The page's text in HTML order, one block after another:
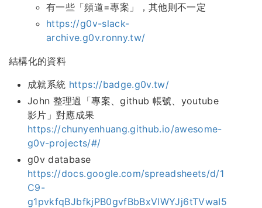
有一些「頻道=專案」，其他則不一定
https://g0v-slack-
archive.g0v.ronny.tw/
結構化的資料
成就系統 https://badge.g0v.tw/
John 整理過「專案、github 帳號、youtube
影片」對應成果
https://chunyenhuang.github.io/awesome-
g0v-projects/#/
g0v database
https://docs.google.com/spreadsheets/d/1
C9-
g1pvkfqBJbfkjPB0gvfBbBxVlWYJj6tTVwaI5